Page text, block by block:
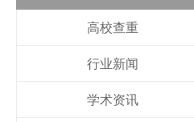
高校查重
行业新闻
学术资讯